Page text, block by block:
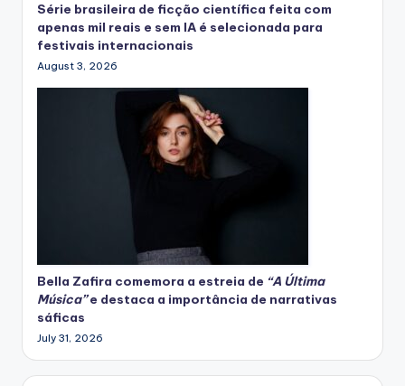
Série brasileira de ficção científica feita com
apenas mil reais e sem IA é selecionada para
festivais internacionais
August 3, 2026
Bella Zafira comemora a estreia de “A Última
Música”e destaca a importância de narrativas
sáficas
July 31, 2026